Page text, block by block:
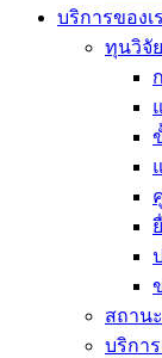
บริการของเ
ทุนวิจัย
สถาน
บริกา